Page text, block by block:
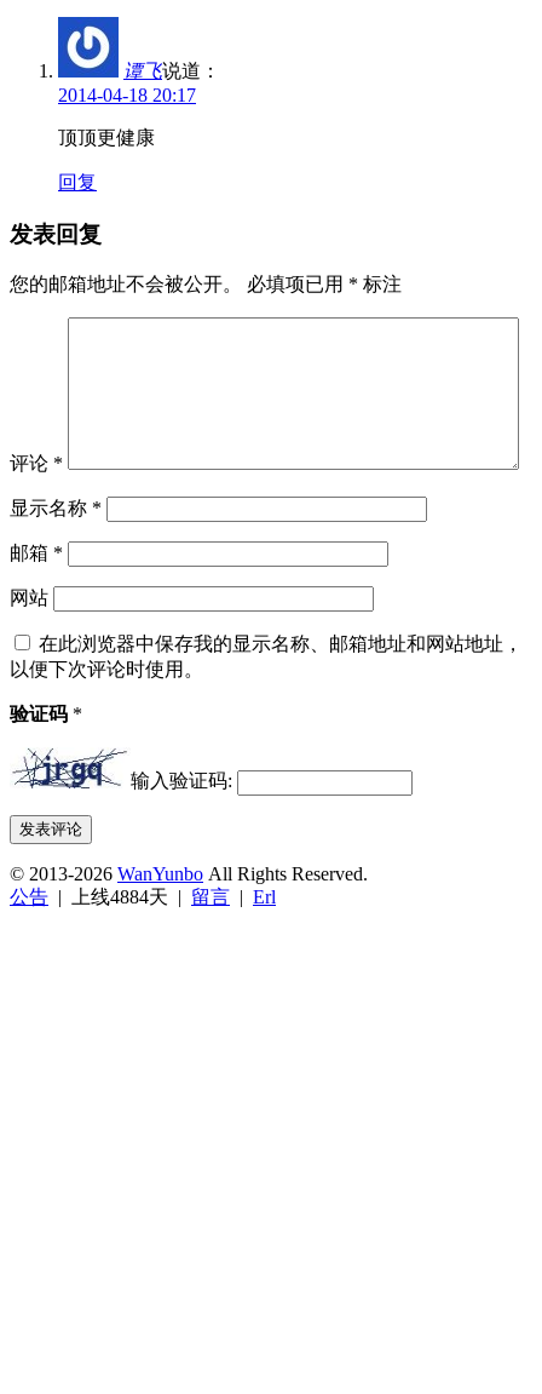
谭飞说道：
2014-04-18 20:17
顶顶更健康
回复
发表回复
您的邮箱地址不会被公开。 必填项已用 * 标注
评论 *
显示名称 *
邮箱 *
网站
在此浏览器中保存我的显示名称、邮箱地址和网站地址，
以便下次评论时使用。
验证码 *
输入验证码:
© 2013-2026 WanYunbo All Rights Reserved.
公告 | 上线4884天 | 留言 | Erl